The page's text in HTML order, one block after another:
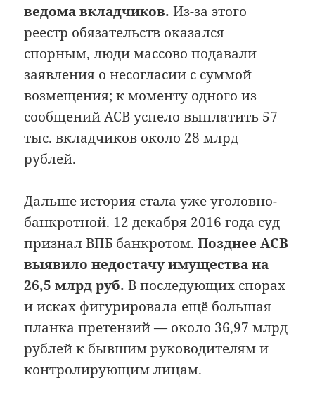
ведома вкладчиков. Из-за этого
реестр обязательств оказался
спорным, люди массово подавали
заявления о несогласии с суммой
возмещения; к моменту одного из
сообщений АСВ успело выплатить 57
тыс. вкладчиков около 28 млрд
рублей.
Дальше история стала уже уголовно-
банкротной. 12 декабря 2016 года суд
признал ВПБ банкротом.Позднее АСВ
выявило недостачу имущества на
26,5 млрд руб. В последующих спорах
и исках фигурировала ещё большая
планка претензий — около 36,97 млрд
рублей к бывшим руководителям и
контролирующим лицам.